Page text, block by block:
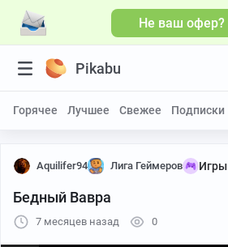
Не ваш офер?
Pikabu
Горячее Лучшее Свежее Подписки
Aquilifer94 Лига Геймеров Игры
Бедный Вавра
7 месяцев назад 0